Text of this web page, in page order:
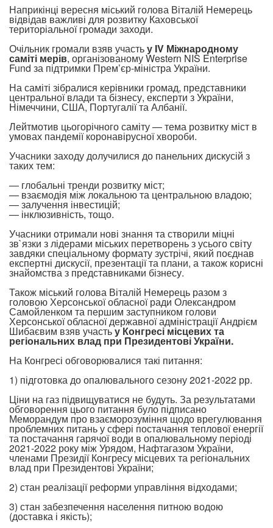
Наприкінці вересня міський голова Віталій Немерець
відвідав важливі для розвитку Каховської
територіальної громади заходи.
Очільник громали взяв участьу IV Міжнародному
саміті мерів, організованому Western NIS Enterprise
Fund за підтримки Прем’єр-міністра України.
На саміті зібралися керівники громад, представники
центральної влади та бізнесу, експерти з України,
Німеччини, США, Португалії та Албанії.
Лейтмотив цьогорічного саміту — тема розвитку міст в
умовах пандемії коронавірусної хвороби.
Учасники заходу долучилися до панельних дискусій з
таких тем:
— глобальні тренди розвитку міст;
— взаємодія між локальною та центральною владою;
— залучення інвестицій;
— інклюзивність, тощо.
Учасники отримали нові знання та створили міцні
зв`язки з лідерами міських перетворень з усього світу
завдяки спеціальному формату зустрічі, який поєднав
експертні дискусії, презентації та плани, а також корисні
знайомства з представниками бізнесу.
Також міський голова Віталій Немерець разом з
головою Херсонської обласної ради Олександром
Самойленком та першим заступником голови
Херсонської обласної державної адміністрації Андрієм
Шибаєвим взяв участьу Конгресі місцевих та
регіональних влад при Президентові України.
На Конгресі обговорювалися такі питання:
1) підготовка до опалювального сезону 2021-2022 рр.
Ціни на газ підвищуватися не будуть. За результатами
обговорення цього питання було підписано
Меморандум про взаєморозуміння щодо врегулювання
проблемних питань у сфері постачання теплової енергії
та постачання гарячої води в опалювальному періоді
2021-2022 року між Урядом, Нафтагазом України,
членами Президії Конгресу місцевих та регіональних
влад при Президентові України;
2) стан реалізації реформи управління відходами;
3) стан забезпечення населення питною водою
(доставка і якість);